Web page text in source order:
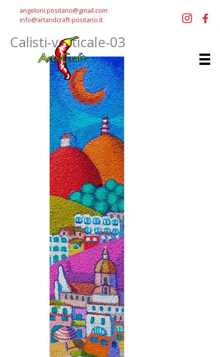
contenuto
angeloni.positano@gmail.com
info@artandcraft-positano.it
Calisti-verticale-03